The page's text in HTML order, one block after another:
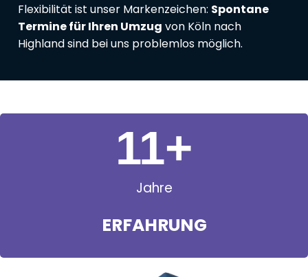
Flexibilität ist unser Markenzeichen: Spontane
Termine für Ihren Umzug von Köln nach
Highland sind bei uns problemlos möglich.
Jahre
ERFAHRUNG
11+